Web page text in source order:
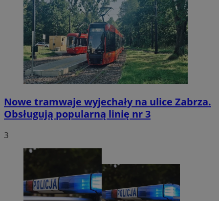
Nowe tramwaje wyjechały na ulice Zabrza.
Obsługują popularną linię nr 3
3